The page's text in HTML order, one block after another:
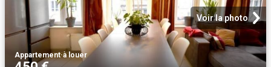
Voir la photo
Appartement·à louer